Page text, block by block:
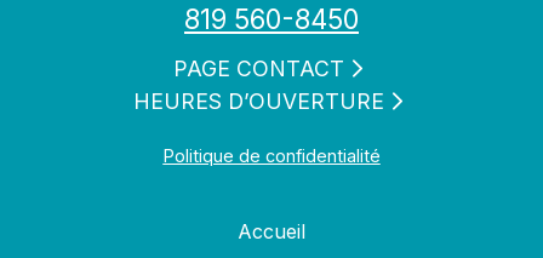
819 560-8450
PAGE CONTACT
HEURES D’OUVERTURE
Politique de confidentialité
Accueil